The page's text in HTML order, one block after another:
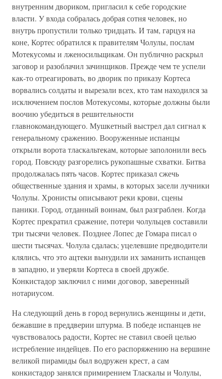
внутренним двориком, пригласил к себе городские
власти. У входа собралась добрая сотня человек, но
внутрь пропустили только тридцать. И там, гарцуя на
коне, Кортес обратился к правителям Чолулы, послам
Мотекусомы и лженосильщикам. Он публично раскрыл
заговор и разоблачил зачинщиков. Прежде чем те успели
как-то отреагировать, во дворик по приказу Кортеса
ворвались солдаты и вырезали всех, кто там находился за
исключением послов Мотекусомы, которые должны были
воочию убедиться в решительности
главнокомандующего. Мушкетный выстрел дал сигнал к
генеральному сражению. Вооруженные испанцы
открыли ворота тласкальтекам, которые заполонили весь
город. Повсюду разгорелись рукопашные схватки. Битва
продолжалась пять часов. Кортес приказал сжечь
общественные здания и храмы, в которых засели лучники
Чолулы. Хронисты описывают реки крови, сцены
паники. Город, отданный воинам, был разграблен. Когда
Кортес прекратил сражение, потери чолульцев составили
три тысячи человек. Позднее Лопес де Гомара писал о
шести тысячах. Чолула сдалась; уцелевшие предводители
клялись, что это ацтеки вынудили их заманить испанцев
в западню, и уверяли Кортеса в своей дружбе.
Конкистадор заключил с ними договор, заверенный
нотариусом.
На следующий день в город вернулись женщины и дети,
бежавшие в преддверии штурма. В победе испанцев не
чувствовалось радости, Кортес не ставил своей целью
истребление индейцев. По его распоряжению на вершине
великой пирамиды был водружен крест, а сам
конкистадор занялся примирением Тласкалы и Чолулы,